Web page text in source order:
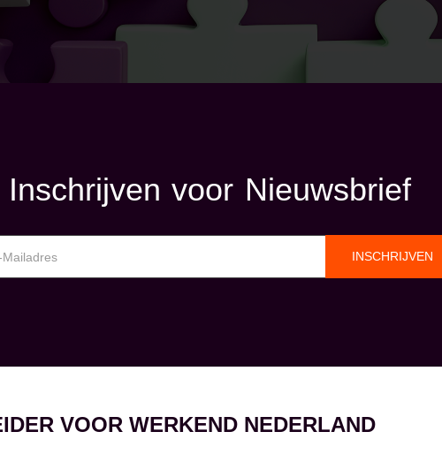
Inschrijven voor Nieuwsbrief
INSCHRIJVEN
VOOR WERKEND NEDERLAND